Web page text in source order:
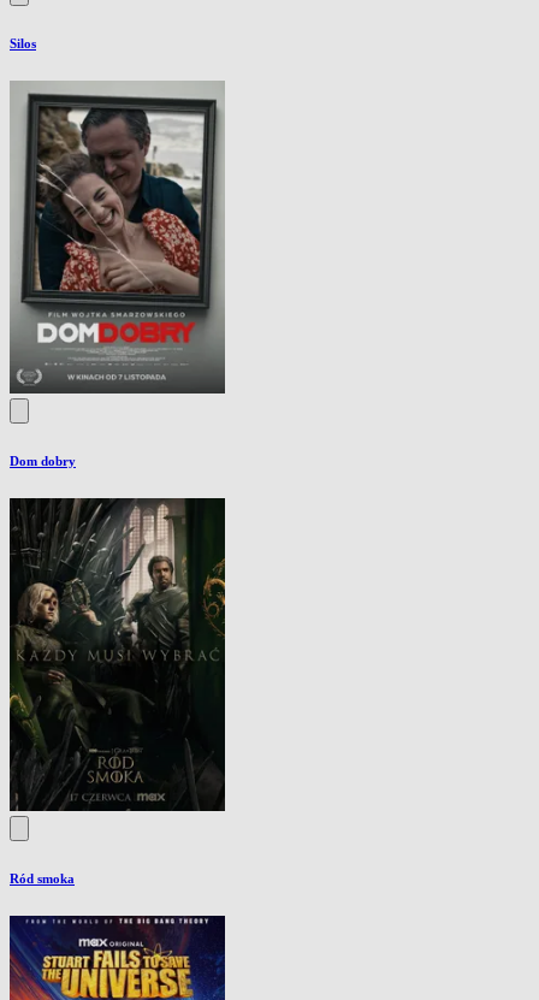
Silos
Dom dobry
Ród smoka